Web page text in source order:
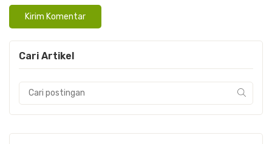
Cari Artikel